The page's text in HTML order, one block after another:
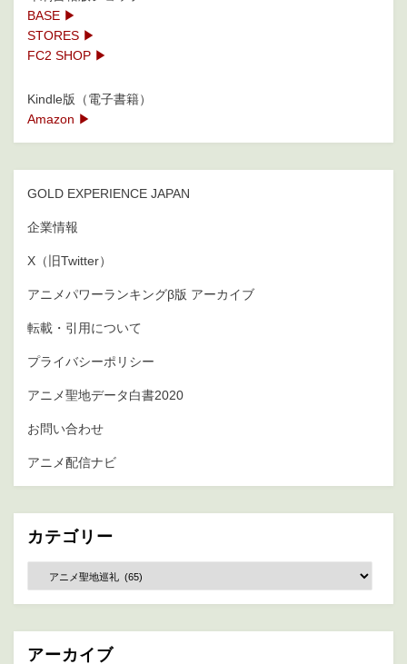
BASE ▶
STORES ▶
FC2 SHOP ▶
Kindle版（電子書籍）
Amazon ▶
GOLD EXPERIENCE JAPAN
企業情報
X（旧Twitter）
アニメパワーランキングβ版 アーカイブ
転載・引用について
プライバシーポリシー
アニメ聖地データ白書2020
お問い合わせ
アニメ配信ナビ
カテゴリー
テ
リ
ー
アーカイブ